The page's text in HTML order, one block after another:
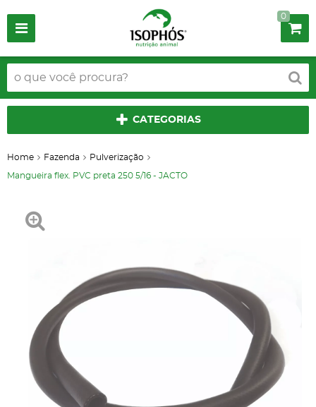
0
CATEGORIAS
Home Fazenda Pulverização
Mangueira flex. PVC preta 250 5/16 - JACTO